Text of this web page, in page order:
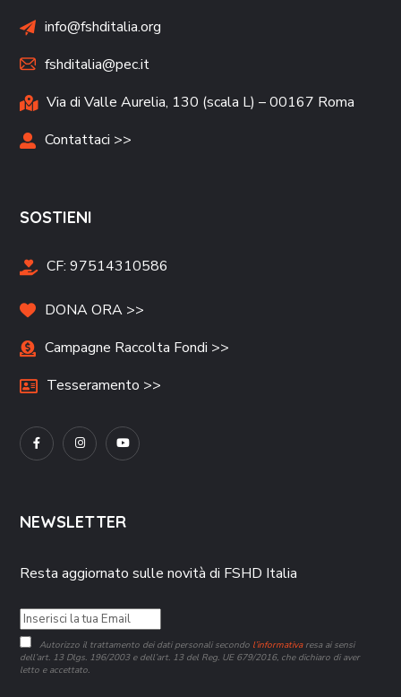
info@fshditalia.org
fshditalia@pec.it
Via di Valle Aurelia, 130 (scala L) – 00167 Roma
Contattaci >>
SOSTIENI
CF:97514310586
DONA ORA >>
Campagne Raccolta Fondi >>
Tesseramento >>
NEWSLETTER
Resta aggiornato sulle novità di FSHD Italia
Autorizzo il trattamento dei dati personali secondo l’informativaresa ai sensi
dell’art. 13 Dlgs. 196/2003 e dell’art. 13 del Reg. UE 679/2016, che dichiaro di aver
letto e accettato.